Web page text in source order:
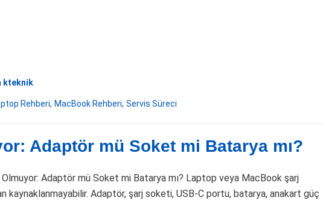
kteknik
Rehberi, MacBook Rehberi, Servis Süreci
Adaptör mü Soket mi Batarya mı?
Adaptör mü Soket mi Batarya mı? Laptop veya MacBook şarj
kaynaklanmayabilir. Adaptör, şarj soketi, USB-C portu, batarya, anakart güç